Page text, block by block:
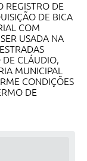
REGISTRO DE
DE BICA
COM
USADA NA
CLÁUDIO,
MUNICIPAL
CONDIÇÕES
DE